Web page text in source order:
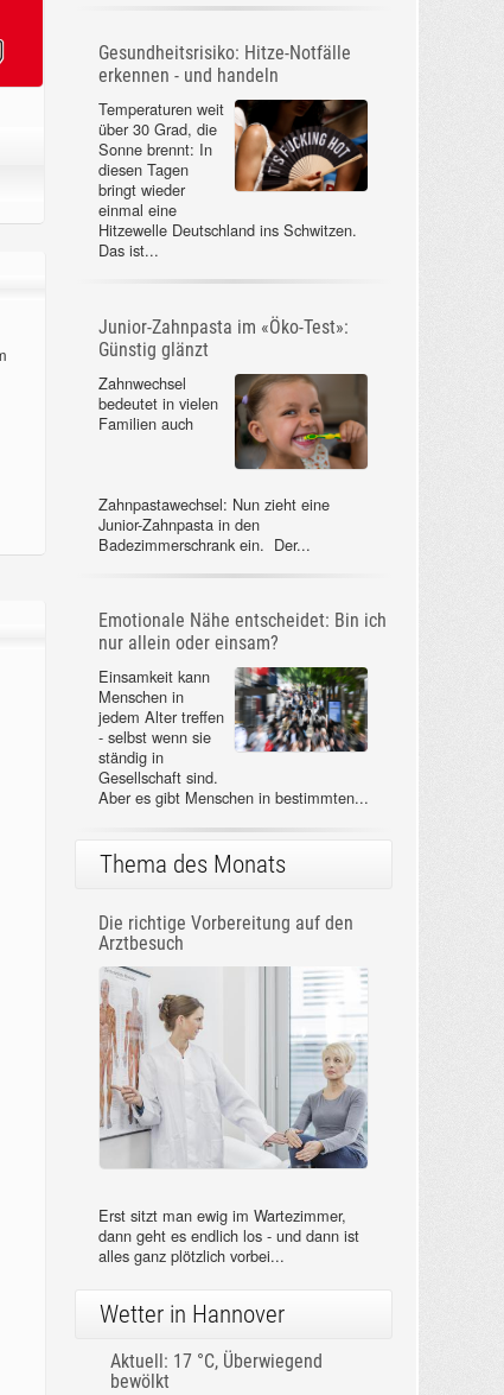
Gesundheitsrisiko: Hitze-Notfälle
erkennen - und handeln
Temperaturen weit
über 30 Grad, die
Sonne brennt: In
diesen Tagen
bringt wieder
einmal eine
Hitzewelle Deutschland ins Schwitzen.
Das ist...
Junior-Zahnpasta im «Öko-Test»:
Günstig glänzt
Zahnwechsel
bedeutet in vielen
Familien auch
Zahnpastawechsel: Nun zieht eine
Junior-Zahnpasta in den
Badezimmerschrank ein. Der...
Emotionale Nähe entscheidet: Bin ich
nur allein oder einsam?
Einsamkeit kann
Menschen in
jedem Alter treffen
- selbst wenn sie
ständig in
Gesellschaft sind.
Aber es gibt Menschen in bestimmten...
Thema des Monats
Die richtige Vorbereitung auf den
Arztbesuch
Erst sitzt man ewig im Wartezimmer,
dann geht es endlich los - und dann ist
alles ganz plötzlich vorbei...
Wetter in Hannover
Aktuell: 17 °C, Überwiegend
bewölkt